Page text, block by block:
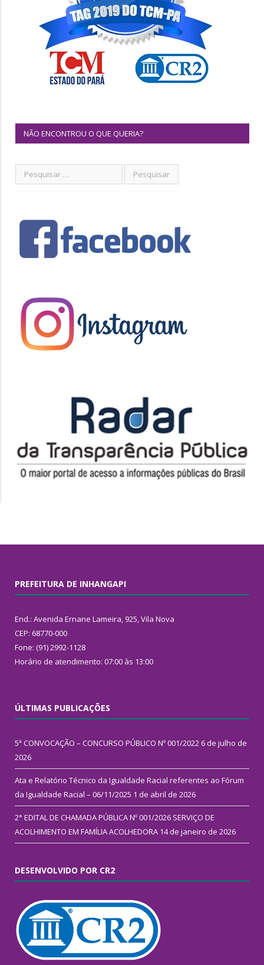
NÃO ENCONTROU O QUE QUERIA?
PREFEITURA DE INHANGAPI
End.: Avenida Ernane Lameira, 925, Vila Nova
CEP: 68770-000
Fone: (91) 2992-1128
Horário de atendimento: 07:00 às 13:00
ÚLTIMAS PUBLICAÇÕES
5ª CONVOCAÇÃO – CONCURSO PÚBLICO Nº 001/2022 6 de julho de
2026
Ata e Relatório Técnico da Igualdade Racial referentes ao Fórum
da Igualdade Racial – 06/11/2025 1 de abril de 2026
2° EDITAL DE CHAMADA PÚBLICA Nº 001/2026 SERVIÇO DE
ACOLHIMENTO EM FAMÍLIA ACOLHEDORA 14 de janeiro de 2026
DESENVOLVIDO POR CR2